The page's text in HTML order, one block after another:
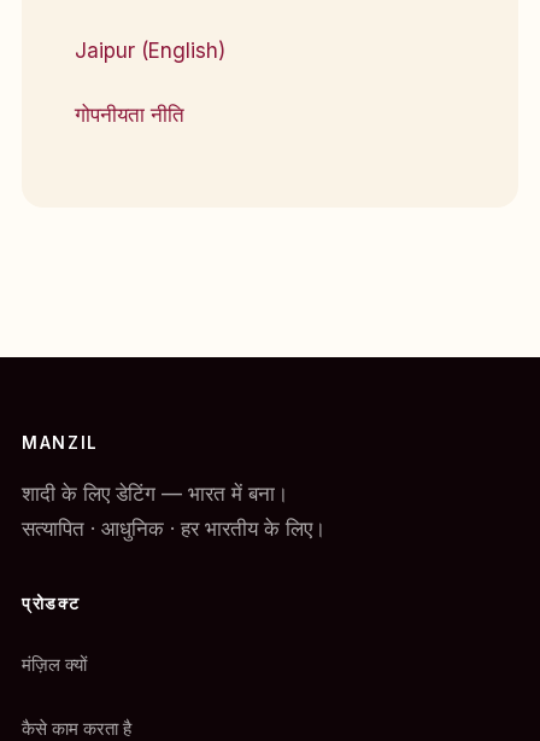
Jaipur (English)
गोपनीयता नीति
MANZIL
शादी के लिए डेटिंग — भारत में बना।
सत्यापित · आधुनिक · हर भारतीय के लिए।
प्रोडक्ट
मंज़िल क्यों
कैसे काम करता है